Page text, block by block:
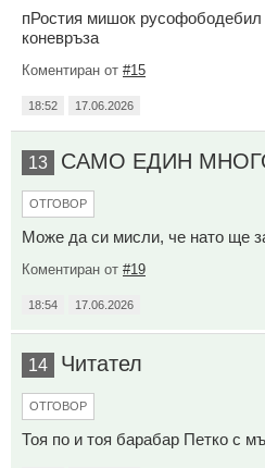
пРостия мишок русофободебил
коневръза
Коментиран от #15
18:52 17.06.2026
13 САМО ЕДИН
ОТГОВОР
Може да си мисли, че нато ще
Коментиран от #19
18:54 17.06.2026
14 Читател
ОТГОВОР
Тоя по и тоя барабар Петко с